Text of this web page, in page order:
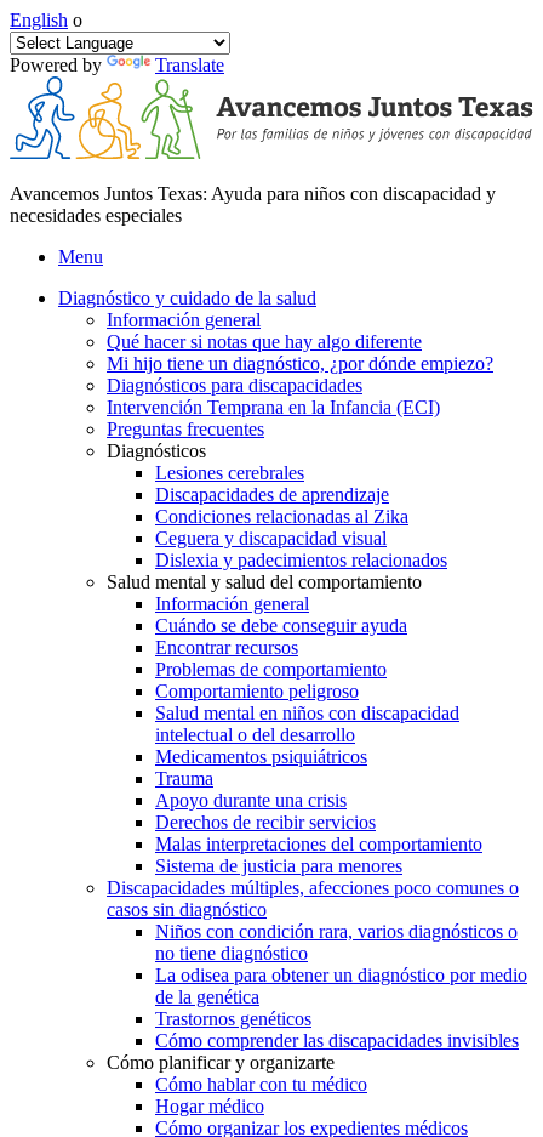
English o
Powered by Translate
Avancemos Juntos Texas: Ayuda para niños con discapacidad y
necesidades especiales
Menu
Diagnóstico y cuidado de la salud
Información general
Qué hacer si notas que hay algo diferente
Mi hijo tiene un diagnóstico, ¿por dónde empiezo?
Diagnósticos para discapacidades
Intervención Temprana en la Infancia (ECI)
Preguntas frecuentes
Diagnósticos
Lesiones cerebrales
Discapacidades de aprendizaje
Condiciones relacionadas al Zika
Ceguera y discapacidad visual
Dislexia y padecimientos relacionados
Salud mental y salud del comportamiento
Información general
Cuándo se debe conseguir ayuda
Encontrar recursos
Problemas de comportamiento
Comportamiento peligroso
Salud mental en niños con discapacidad
intelectual o del desarrollo
Medicamentos psiquiátricos
Trauma
Apoyo durante una crisis
Derechos de recibir servicios
Malas interpretaciones del comportamiento
Sistema de justicia para menores
Discapacidades múltiples, afecciones poco comunes o
casos sin diagnóstico
Niños con condición rara, varios diagnósticos o
no tiene diagnóstico
La odisea para obtener un diagnóstico por medio
de la genética
Trastornos genéticos
Cómo comprender las discapacidades invisibles
Cómo planificar y organizarte
Cómo hablar con tu médico
Hogar médico
Cómo organizar los expedientes médicos